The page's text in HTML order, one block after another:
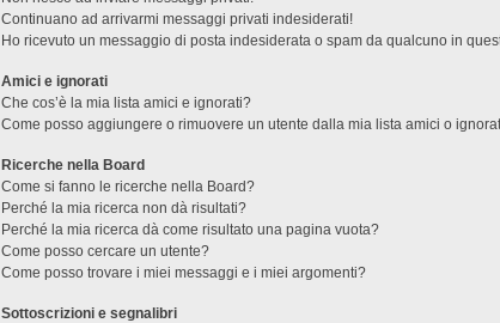
Continuano ad arrivarmi messaggi privati indesiderati!
Ho ricevuto un messaggio di posta indesiderata o spam da qualcuno in
Amici e ignorati
Che cos’è la mia lista amici e ignorati?
Come posso aggiungere o rimuovere un utente dalla mia lista amici o
Ricerche nella Board
Come si fanno le ricerche nella Board?
Perché la mia ricerca non dà risultati?
Perché la mia ricerca dà come risultato una pagina vuota?
Come posso cercare un utente?
Come posso trovare i miei messaggi e i miei argomenti?
Sottoscrizioni e segnalibri